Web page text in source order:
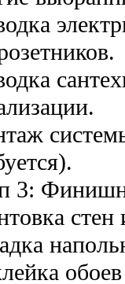
3:
стен